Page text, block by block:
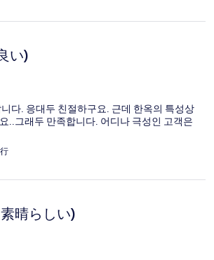
い)
다. 응대두 친절하구요. 근데 한옥의 특성상
..그래두 만족합니다. 어디나 극성인 고객은
晴らしい)